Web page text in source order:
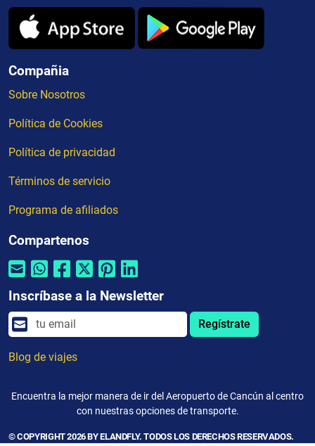
Compañia
Sobre Nosotros
Política de Cookies
Política de privacidad
Términos de servicio
Programa de afiliados
Compartenos
Inscríbase a la Newsletter
Regístrate
Blog de viajes
Encuentra la mejor manera de ir del Aeropuerto de Cancún al centro
con nuestras opciones de transporte.
© COPYRIGHT 2026 BY ELANDFLY. TODOS LOS DERECHOS RESERVADOS.